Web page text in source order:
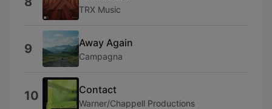
TRX Music
9 Away Again
Campagna
10 Contact
Warner/Chappell Productions